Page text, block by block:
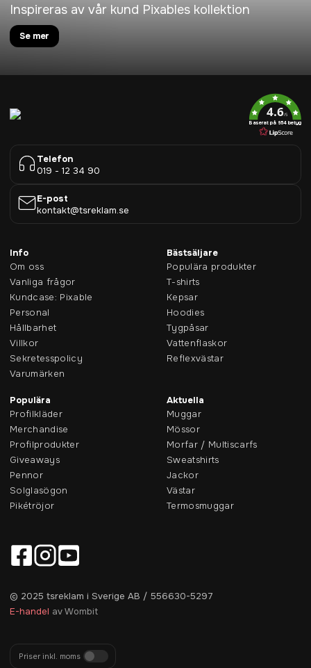
Inspireras av vår kund Pixables kollektion
Se mer
4.6/5
Baserat på 954 betyg
Telefon
019 - 12 34 90
E-post
kontakt@tsreklam.se
Info
Om oss
Vanliga frågor
Kundcase: Pixable
Personal
Hållbarhet
Villkor
Sekretesspolicy
Varumärken
Bästsäljare
Populära produkter
T-shirts
Kepsar
Hoodies
Tygpåsar
Vattenflaskor
Reflexvästar
Populära
Profilkläder
Merchandise
Profilprodukter
Giveaways
Pennor
Solglasögon
Pikétröjor
Aktuella
Muggar
Mössor
Morfar / Multiscarfs
Sweatshirts
Jackor
Västar
Termosmuggar
© 2025 tsreklam i Sverige AB / 556630-5297
E-handel av Wombit
Priser inkl. moms